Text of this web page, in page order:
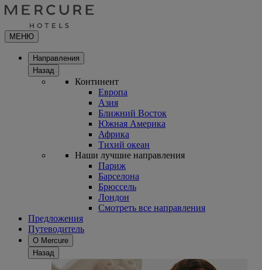
МЕНЮ
Направления
Назад
Континент
Европа
Азия
Ближний Восток
Южная Америка
Африка
Тихий океан
Наши лучшие направления
Париж
Барселона
Брюссель
Лондон
Смотреть все направления
Предложения
Путеводитель
О Mercure
Назад